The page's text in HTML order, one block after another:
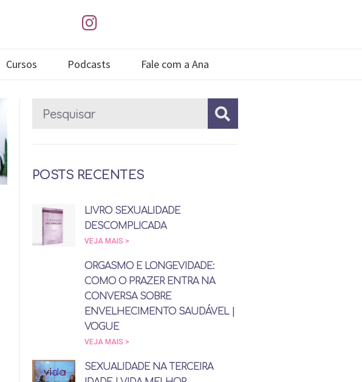
Cursos Podcasts Fale com a Ana
POSTS RECENTES
LIVRO SEXUALIDADE
DESCOMPLICADA
VEJA MAIS >
ORGASMO E LONGEVIDADE:
COMO O PRAZER ENTRA NA
CONVERSA SOBRE
ENVELHECIMENTO SAUDÁVEL |
VOGUE
VEJA MAIS >
SEXUALIDADE NA TERCEIRA